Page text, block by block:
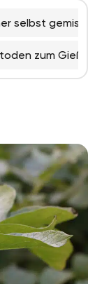
selbst
zum